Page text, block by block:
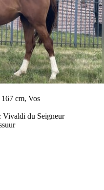
cm, Vos
Vivaldi du Seigneur